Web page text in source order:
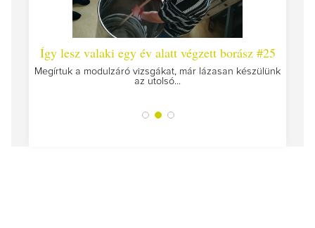
Így lesz valaki egy év alatt végzett borász #25
Megírtuk a modulzáró vizsgákat, már lázasan készülünk
az utolsó...